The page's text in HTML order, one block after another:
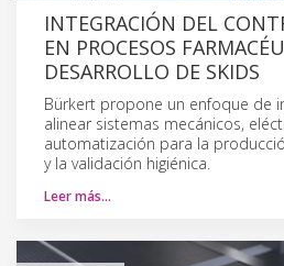
INTEGRACIÓN DEL
EN PROCESOS
DESARROLLO DE SKIDS
Bürkert propone un enfoque de
alinear sistemas mecánicos,
automatización para la
y la validación higiénica.
Leer más…